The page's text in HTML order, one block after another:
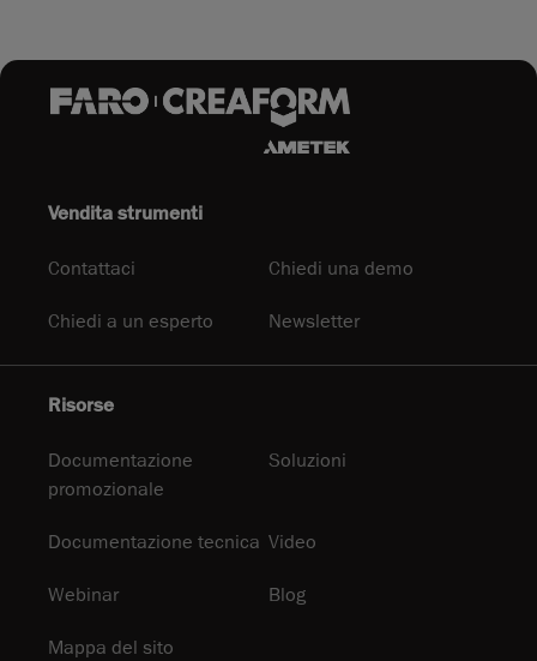
Vendita strumenti
Contattaci Chiedi una demo
Chiedi a un esperto Newsletter
Risorse
Documentazione
promozionale
Soluzioni
Documentazione tecnica Video
Webinar Blog
Mappa del sito